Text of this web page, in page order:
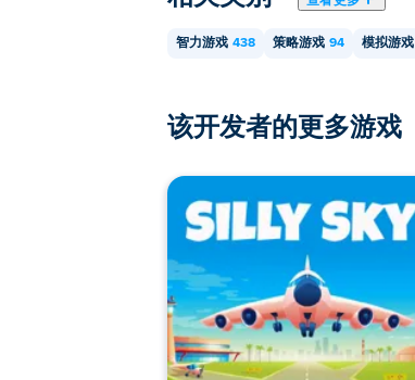
智力游戏 438 策略游戏 94 模拟游戏
该开发者的更多游戏